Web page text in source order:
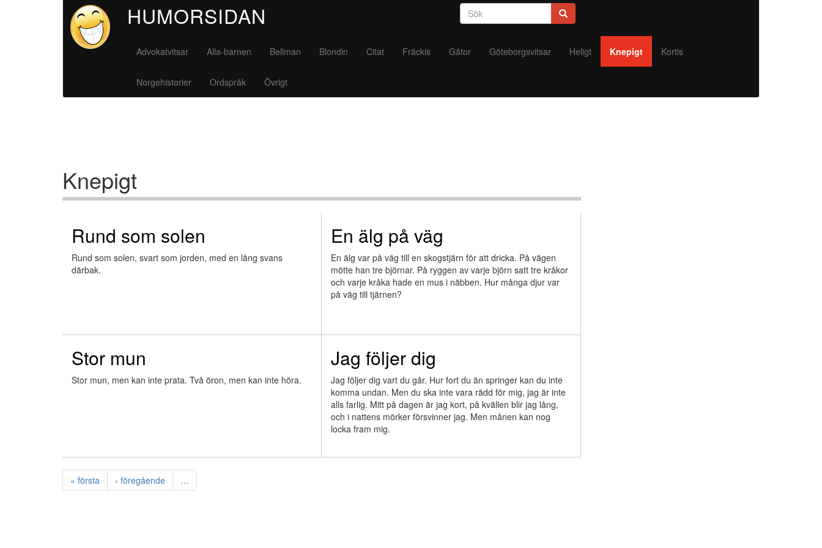
HUMORSIDAN Sökformulär
Advokatvitsar
Alla-barnen Bellman Blondin Citat Fräckis Gåtor Göteborgsvitsar Heligt Knepigt Kortis
Norgehistorier Ordspråk Övrigt
Knepigt
Rund som solen
Rund som solen, svart som jorden, med en lång svans
därbak.
En älg på väg
En älg var på väg till en skogstjärn för att dricka. På vägen
mötte han tre björnar. På ryggen av varje björn satt tre kråkor
och varje kråka hade en mus i näbben. Hur många djur var
på väg till tjärnen?
Stor mun
Stor mun, men kan inte prata. Två öron, men kan inte höra.
Jag följer dig
Jag följer dig vart du går. Hur fort du än springer kan du inte
komma undan. Men du ska inte vara rädd för mig, jag är inte
alls farlig. Mitt på dagen är jag kort, på kvällen blir jag lång,
och i nattens mörker försvinner jag. Men månen kan nog
locka fram mig.
« första ‹ föregående …